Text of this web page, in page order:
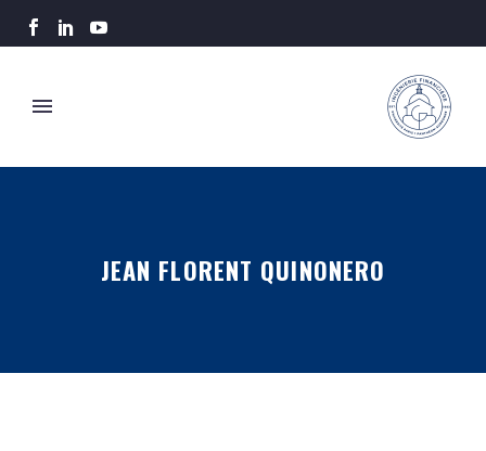
JEAN FLORENT QUINONERO